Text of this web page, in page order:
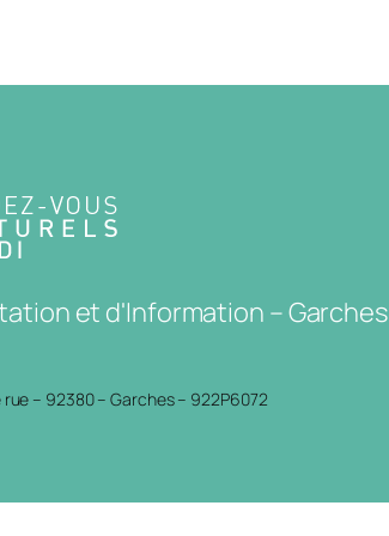
et d'Information – Garches
– 92380 – Garches – 922P6072